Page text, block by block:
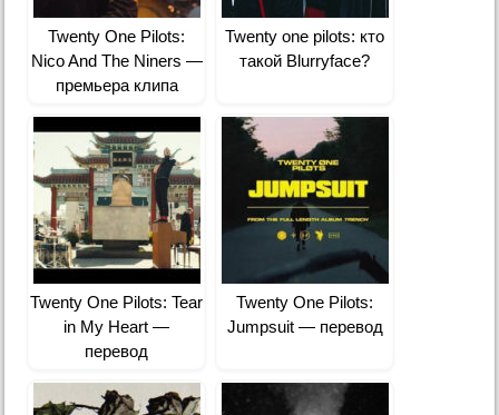
Twenty One Pilots:
Nico And The Niners —
премьера клипа
Twenty one pilots: кто
такой Blurryface?
Twenty One Pilots: Tear
in My Heart —
перевод
Twenty One Pilots:
Jumpsuit — перевод